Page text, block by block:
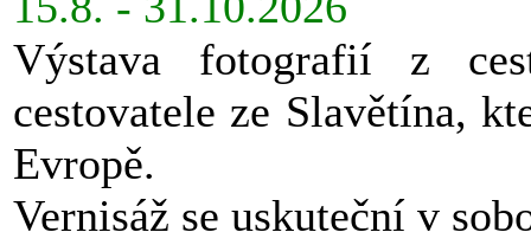
Výstava fotografií z
cestovatele ze Slavětína,
Evropě.
Vernisáž se uskuteční v